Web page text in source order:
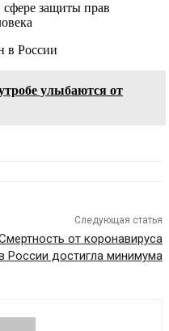
сфере защиты прав
в России
улыбаются от
Следующая статья
от коронавируса
России достигла минимума